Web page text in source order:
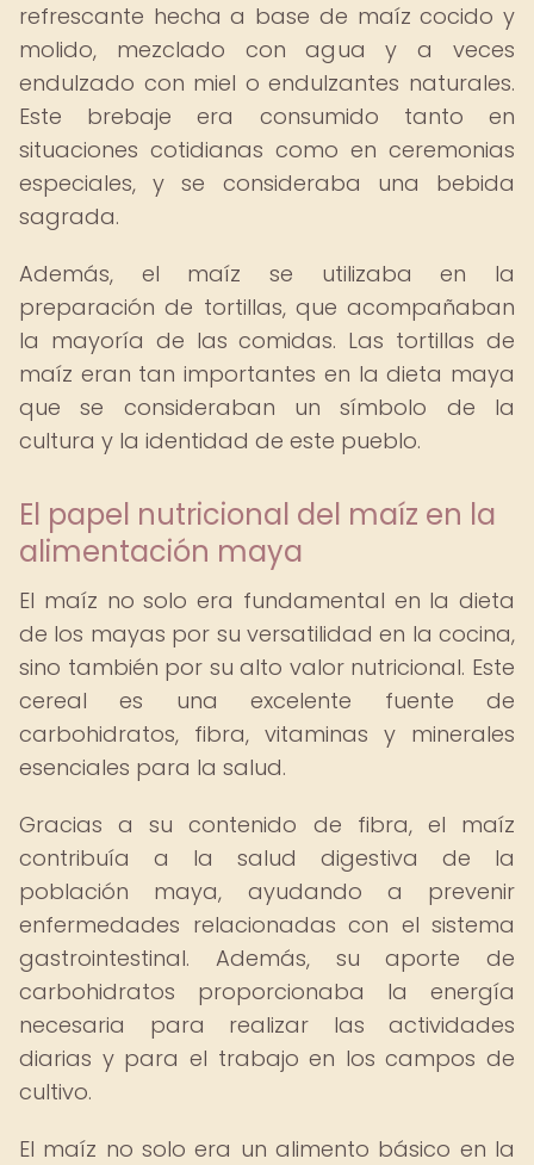
refrescante hecha a base de maíz cocido y
molido, mezclado con agua y a veces
endulzado con miel o endulzantes naturales.
Este brebaje era consumido tanto en
situaciones cotidianas como en ceremonias
especiales, y se consideraba una bebida
sagrada.
Además, el maíz se utilizaba en la
preparación de tortillas, que acompañaban
la mayoría de las comidas. Las tortillas de
maíz eran tan importantes en la dieta maya
que se consideraban un símbolo de la
cultura y la identidad de este pueblo.
El papel nutricional del maíz en la
alimentación maya
El maíz no solo era fundamental en la dieta
de los mayas por su versatilidad en la cocina,
sino también por su alto valor nutricional. Este
cereal es una excelente fuente de
carbohidratos, fibra, vitaminas y minerales
esenciales para la salud.
Gracias a su contenido de fibra, el maíz
contribuía a la salud digestiva de la
población maya, ayudando a prevenir
enfermedades relacionadas con el sistema
gastrointestinal. Además, su aporte de
carbohidratos proporcionaba la energía
necesaria para realizar las actividades
diarias y para el trabajo en los campos de
cultivo.
El maíz no solo era un alimento básico en la